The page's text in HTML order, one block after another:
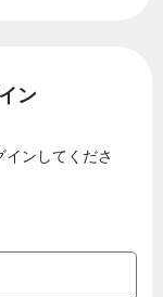
ン
ンしてくださ